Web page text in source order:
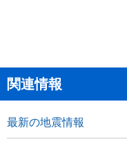
関連情報
最新の地震情報